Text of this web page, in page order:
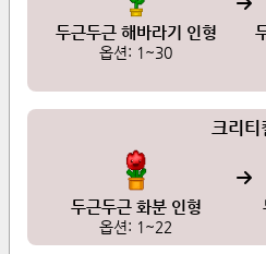
두근두근 해바라기 인형
옵션: 1~30
크리티
두근두근 화분 인형
옵션: 1~22